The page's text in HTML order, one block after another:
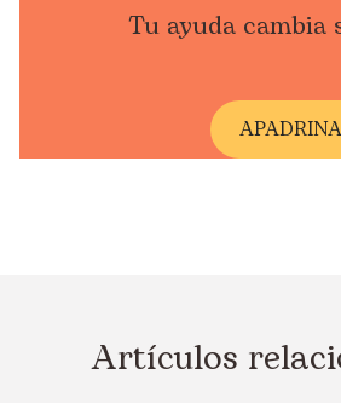
Tu ayuda
APADRINA
Artículos